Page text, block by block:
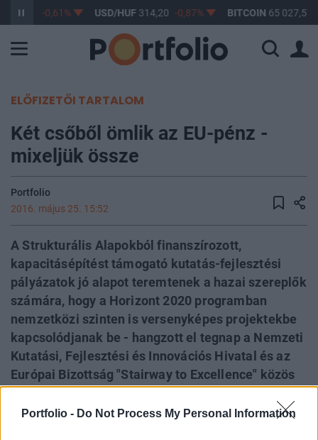
Portfolio - Do Not Process My Personal Information
363,17 -0,61% USD/HUF314,20 -0,87% BITCOIN 65 027,57
ELŐFIZETŐI TARTALOM
Két csőből ömlik az EU-pénz -
mixeljük össze
Portfolio
2016. május 25. 15:52
A Strukturális Alapokból finanszírozott,
kapacitásépítést támogató kutatás-fejlesztési
pályázatok jó alapot teremtenek a hazai szereplők
számára, hogy a Horizont 2020 programban
nemzetközi szinten is versenyképes projektekbe
kapcsolódjanak be - hangzott el tegnap a Nemzeti
Kutatási, Fejlesztési és Innovációs Hivatal és az
Európai Bizottság "Stairway to Excellence" közös
Strukturális Alapok és a Horizont 2020 források